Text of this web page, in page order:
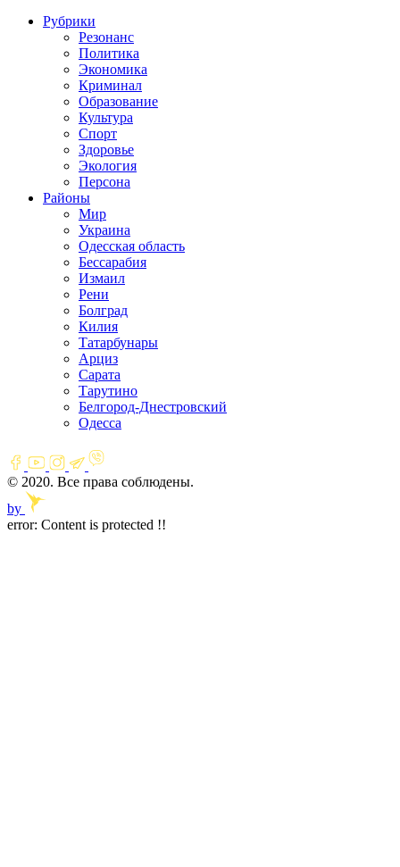
Рубрики
Резонанс
Политика
Экономика
Криминал
Образование
Культура
Спорт
Здоровье
Экология
Персона
Районы
Мир
Украина
Одесская область
Бессарабия
Измаил
Рени
Болград
Килия
Татарбунары
Арциз
Сарата
Тарутино
Белгород-Днестровский
Одесса
© 2020. Все права соблюдены.
by
error: Content is protected !!